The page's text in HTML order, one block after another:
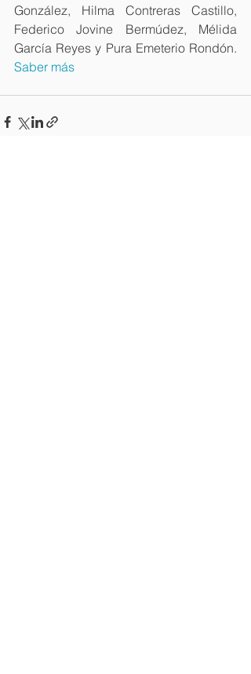
González, Hilma Contreras Castillo,
Federico Jovine Bermúdez, Mélida
García Reyes y Pura Emeterio Rondón.
Saber más